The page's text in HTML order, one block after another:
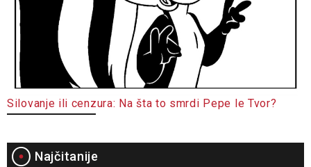
Silovanje ili cenzura: Na šta to smrdi Pepe le Tvor?
Najčitanije